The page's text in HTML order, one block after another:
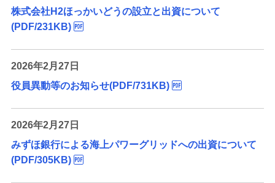
株式会社H2ほっかいどうの設立と出資について
(PDF/231KB)
2026年2月27日
役員異動等のお知らせ(PDF/731KB)
2026年2月27日
みずほ銀行による海上パワーグリッドへの出資について
(PDF/305KB)